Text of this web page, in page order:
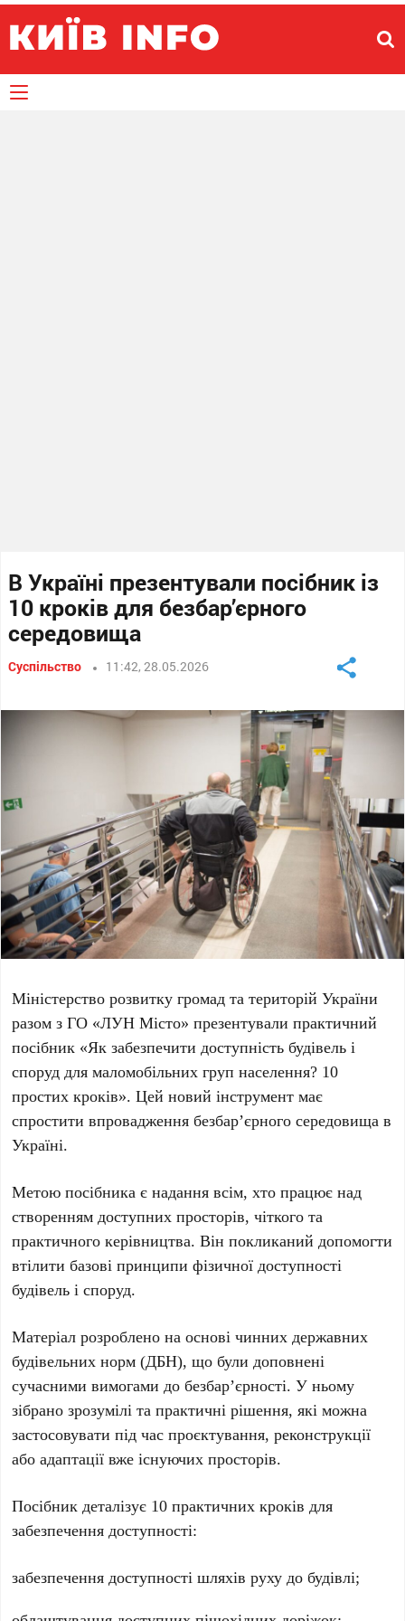
В Україні презентували посібник із
10 кроків для безбар’єрного
середовища
Суспільство 11:42, 28.05.2026
Міністерство розвитку громад та територій України
разом зГО «ЛУН Місто» презентували практичний
посібник «Як забезпечити доступність будівель і
споруд для маломобільних груп населення? 10
простих кроків». Цей новий інструмент має
спростити впровадження безбар’єрного середовища в
Україні.
Метою посібника є надання всім, хто працює над
створенням доступних просторів, чіткого та
практичного керівництва. Він покликаний допомогти
втілити базові принципи фізичної доступності
будівель і споруд.
Матеріал розроблено на основічинних державних
будівельних норм (ДБН), що були доповнені
сучасними вимогами до безбар’єрності. У ньому
зібрано зрозумілі та практичні рішення, які можна
застосовувати під час проєктування, реконструкції
або адаптації вже існуючих просторів.
Посібник деталізує 10 практичних кроків для
забезпечення доступності:
забезпечення доступності шляхів руху до будівлі;